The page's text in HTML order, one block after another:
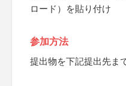
ロード）を貼り付け
参加方法
提出物を下記提出先ま